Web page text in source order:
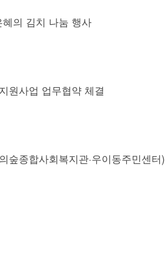
의 김치 나눔 행사
원사업 업무협약 체결
숲종합사회복지관·우이동주민센터)